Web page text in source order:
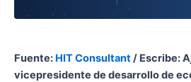
Fuente: HIT Consultant/ Escribe:
vicepresidente de desarrollo de